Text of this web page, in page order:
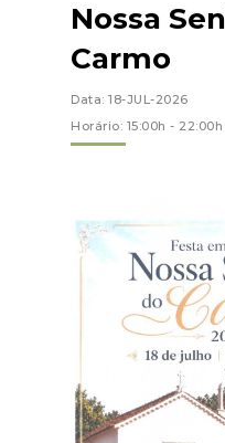
Nossa
Carmo
Data: 18-JUL-2026
Horário: 15:00h - 22:00h